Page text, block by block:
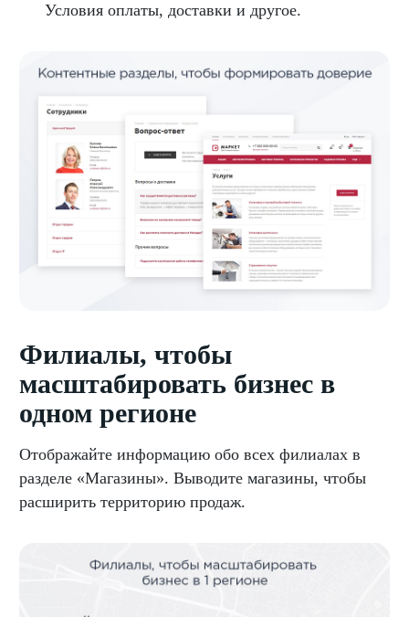
Условия оплаты, доставки и другое.
Филиалы, чтобы
масштабировать бизнес в
одном регионе
Отображайте информацию обо всех филиалах в
разделе «Магазины». Выводите магазины, чтобы
расширить территорию продаж.